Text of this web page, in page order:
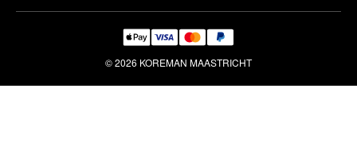
© 2026 KOREMAN MAASTRICHT